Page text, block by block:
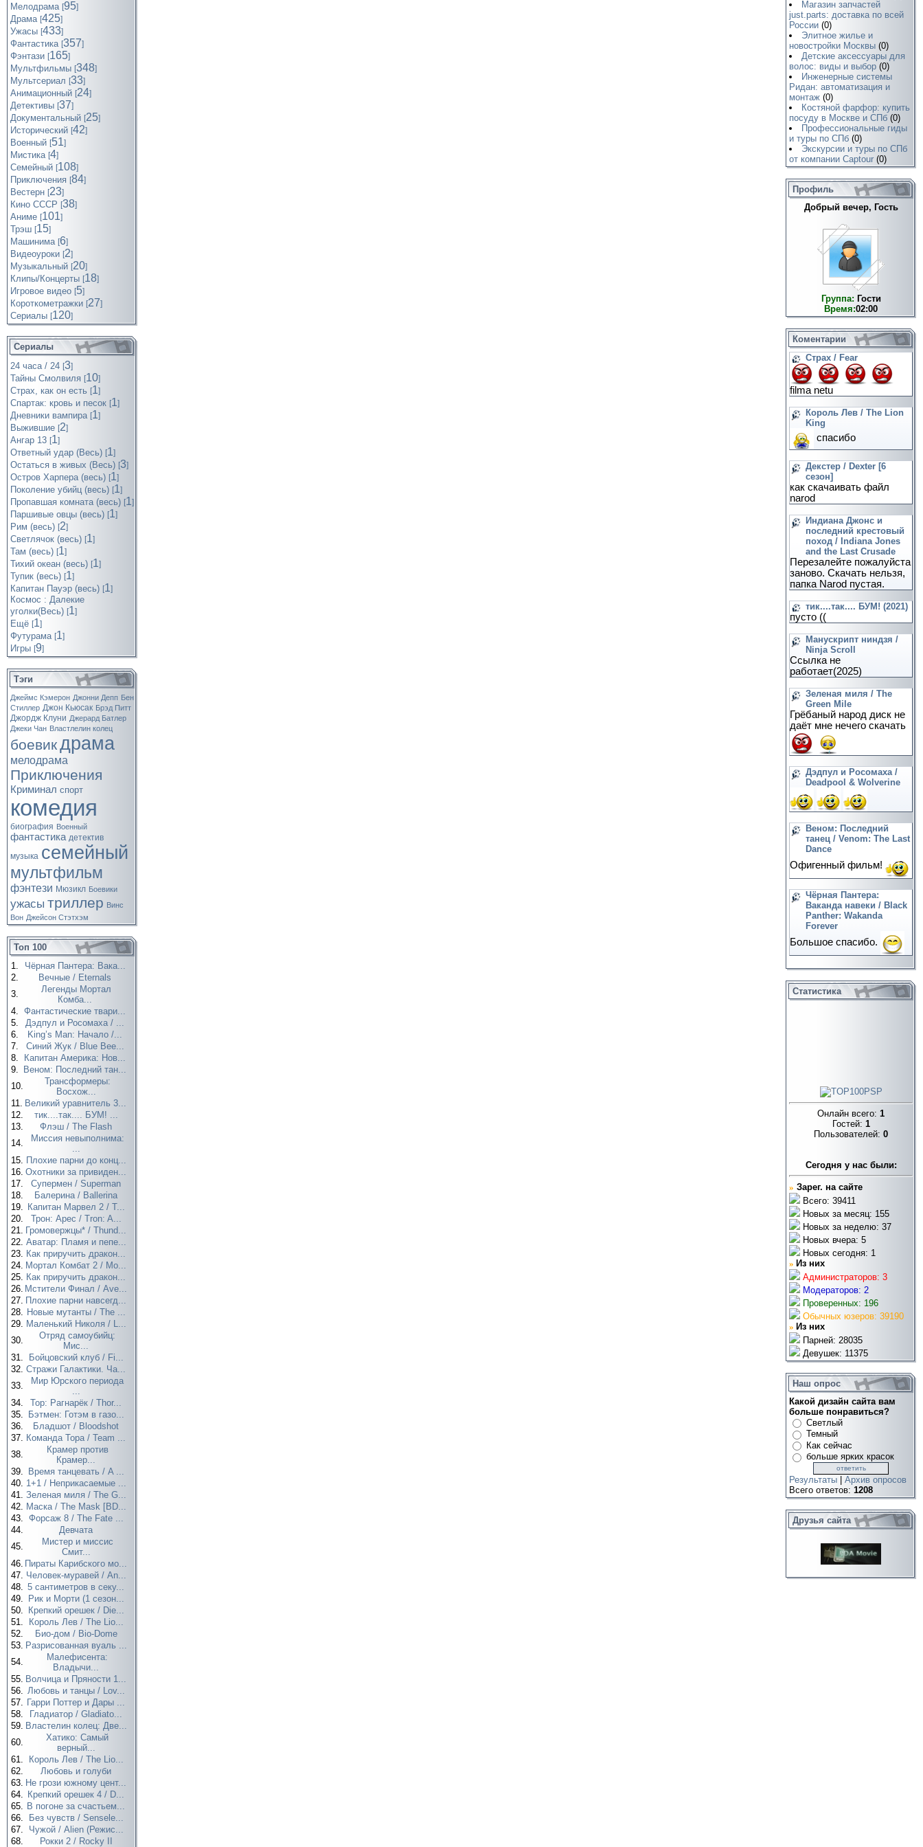
Мелодрама [95]
Драма [425]
Ужасы [433]
Фантастика [357]
Фэнтази [165]
Мультфильмы [348]
Мультсериал [33]
Анимационный [24]
Детективы [37]
Документальный [25]
Исторический [42]
Военный [51]
Мистика [4]
Семейный [108]
Приключения [84]
Вестерн [23]
Кино СССР [38]
Аниме [101]
Трэш [15]
Машинима [6]
Видеоуроки [2]
Музыкальный [20]
Клипы/Концерты [18]
Игровое видео [5]
Короткометражки [27]
Cериалы [120]
Сериалы
24 часа / 24 [3]
Тайны Смолвиля [10]
Страх, как он есть [1]
Спартак: кровь и песок [1]
Дневники вампира [1]
Выжившие [2]
Ангар 13 [1]
Ответный удар (Весь) [1]
Остаться в живых (Весь) [3]
Остров Харпера (весь) [1]
Поколение убийц (весь) [1]
Пропавшая комната (весь) [1]
Паршивые овцы (весь) [1]
Рим (весь) [2]
Светлячок (весь) [1]
Там (весь) [1]
Тихий океан (весь) [1]
Тупик (весь) [1]
Капитан Пауэр (весь) [1]
Космос : Далекие
уголки(Весь) [1]
Ещё [1]
Футурама [1]
Игры [9]
Тэги
Джеймс Кэмерон Джонни Депп Бен
Стиллер Джон Кьюсак Брэд Питт
Джордж Клуни Джерард Батлер
Джеки Чан Властлелин колец
боевикдрама
мелодрама
Приключения
Криминал спорт
комедия
биография Военный
фантастика детектив
музыка семейный
мультфильм
фэнтези Мюзикл Боевики
ужасы триллер Винс
Вон Джейсон Стэтхэм
Топ 100
1.
Чёрная Пантера: Вака...
2.
Вечные / Eternals
3.
Легенды Мортал
Комба...
4. Фантастические твари...
5.
Дэдпул и Росомаха / ...
6.
King’s Man: Начало /...
7.
Синий Жук / Blue Bee...
8.
Капитан Америка: Нов...
9.
Веном: Последний тан...
10.
Трансформеры:
Восхож...
11. Великий уравнитель 3...
12.
тик....так.... БУМ! ...
13.
Флэш / The Flash
14.
Миссия невыполнима:
...
15. Плохие парни до конц...
16. Охотники за привиден...
17.
Супермен / Superman
18.
Балерина / Ballerina
19. Капитан Марвел 2 / T...
20.
Трон: Арес / Tron: A...
21. Громовержцы* / Thund...
22. Аватар: Пламя и пепе...
23. Как приручить дракон...
24. Мортал Комбат 2 / Mo...
25. Как приручить дракон...
26. Мстители Финал / Ave...
27. Плохие парни навсегд...
28. Новые мутанты / The ...
29. Маленький Николя / L...
30.
Отряд самоубийц:
Мис...
31.
Бойцовский клуб / Fi...
32. Стражи Галактики. Ча...
33.
Мир Юрского периода
...
34.
Тор: Рагнарёк / Thor...
35.
Бэтмен: Готэм в газо...
36.
Бладшот / Bloodshot
37. Команда Тора / Team ...
38.
Крамер против
Крамер...
39.
Время танцевать / A ...
40. 1+1 / Неприкасаемые ...
41. Зеленая миля / The G...
42. Маска / The Mask [BD...
43. Форсаж 8 / The Fate ...
44.
Девчата
45.
Мистер и миссис
Смит...
46. Пираты Карибского мо...
47. Человек-муравей / An...
48. 5 сантиметров в секу...
49.
Рик и Морти (1 сезон...
50.
Крепкий орешек / Die...
51.
Король Лев / The Lio...
52.
Био-дом / Bio-Dome
53. Разрисованная вуаль ...
54.
Малефисента:
Владычи...
55. Волчица и Пряности 1...
56. Любовь и танцы / Lov...
57. Гарри Поттер и Дары ...
58.
Гладиатор / Gladiato...
59. Властелин колец: Две...
60.
Хатико: Самый
верный...
61.
Король Лев / The Lio...
62.
Любовь и голуби
63. Не грози южному цент...
64. Крепкий орешек 4 / D...
65. В погоне за счастьем...
66.
Без чувств / Sensele...
67.
Чужой / Alien (Режис...
68.
Рокки 2 / Rocky II
Магазин запчастей
just.parts: доставка по всей
России (0)
Элитное жилье и
новостройки Москвы (0)
Детские аксессуары для
волос: виды и выбор (0)
Инженерные системы
Ридан: автоматизация и
монтаж (0)
Костяной фарфор: купить
посуду в Москве и СПб (0)
Профессиональные гиды
и туры по СПб (0)
Экскурсии и туры по СПб
от компании Captour (0)
Профиль
Добрый вечер, Гость
Группа: Гости
Время:02:00
Коментарии
Страх / Fear
filma netu
Король Лев / The Lion
King
спасибо
Декстер / Dexter [6
сезон]
как скачаивать файл
narod
Индиана Джонс и
последний крестовый
поход / Indiana Jones
and the Last Crusade
Перезалейте пожалуйста
заново. Скачать нельзя,
папка Narod пустая.
тик....так.... БУМ! (2021)
пусто ((
Манускрипт ниндзя /
Ninja Scroll
Ссылка не
работает(2025)
Зеленая миля / The
Green Mile
Грёбаный народ диск не
даёт мне нечего скачать
Дэдпул и Росомаха /
Deadpool & Wolverine
Веном: Последний
танец / Venom: The Last
Dance
Офигенный фильм!
Чёрная Пантера:
Ваканда навеки / Black
Panther: Wakanda
Forever
Большое спасибо.
Статистика
Онлайн всего: 1
Гостей: 1
Пользователей: 0
Cегодня у нас были:
» Зарег. на сайте
Всего: 39411
Новых за месяц: 155
Новых за неделю: 37
Новых вчера: 5
Новых сегодня: 1
» Из них
Администраторов: 3
Модераторов: 2
Проверенных: 196
Обычных юзеров: 39190
» Из них
Парней: 28035
Девушек: 11375
Наш опрос
Какой дизайн сайта вам
больше понравиться?
Светлый
Темный
Как сейчас
больше ярких красок
Результаты
Архив опросов
Всего ответов: 1208
Друзья сайта